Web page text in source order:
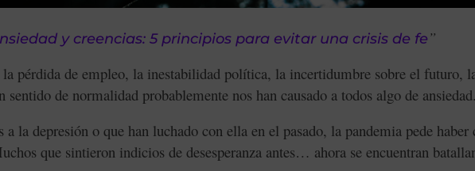
y creencias: 5 principios para evitar una crisis de fe”
pérdida de empleo, la inestabilidad política, la incertidumbre sobre el futuro,
de normalidad probablemente nos han causado a todos algo de
a la depresión o que han luchado con ella en el pasado, la pandemia pede haber
que sintieron indicios de desesperanza antes… ahora se encuentran